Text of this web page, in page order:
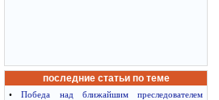
последние статьи по теме
•Победа над ближайшим преследователем